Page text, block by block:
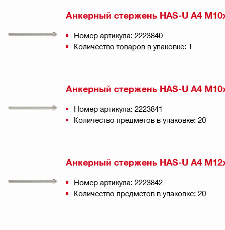
Анкерный стержень HAS-U A4
Номер артикула: 2223840
Количество товаров в упаковке: 1
Анкерный стержень HAS-U A4
Номер артикула: 2223841
Количество предметов в упаковке: 20
Анкерный стержень HAS-U A4
Номер артикула: 2223842
Количество предметов в упаковке: 20